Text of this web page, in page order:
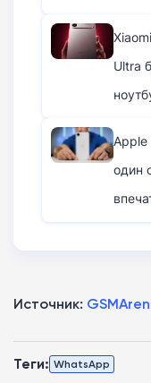
Ultra
Apple
один
Источник:
Теги: WhatsApp